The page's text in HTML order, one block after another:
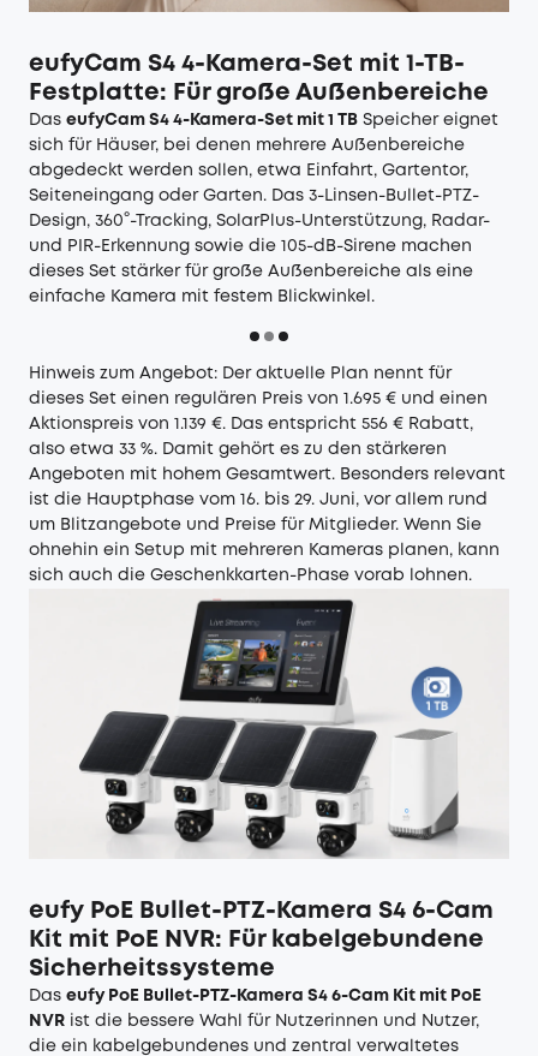
eufyCam S4 4-Kamera-Set mit 1-TB-
Festplatte: Für große Außenbereiche
Das eufyCam S4 4-Kamera-Set mit 1 TB Speicher eignet
sich für Häuser, bei denen mehrere Außenbereiche
abgedeckt werden sollen, etwa Einfahrt, Gartentor,
Seiteneingang oder Garten. Das 3-Linsen-Bullet-PTZ-
Design, 360°-Tracking, SolarPlus-Unterstützung, Radar-
und PIR-Erkennung sowie die 105-dB-Sirene machen
dieses Set stärker für große Außenbereiche als eine
einfache Kamera mit festem Blickwinkel.
Hinweis zum Angebot: Der aktuelle Plan nennt für
dieses Set einen regulären Preis von 1.695 € und einen
Aktionspreis von 1.139 €. Das entspricht 556 € Rabatt,
also etwa 33 %. Damit gehört es zu den stärkeren
Angeboten mit hohem Gesamtwert. Besonders relevant
ist die Hauptphase vom 16. bis 29. Juni, vor allem rund
um Blitzangebote und Preise für Mitglieder. Wenn Sie
ohnehin ein Setup mit mehreren Kameras planen, kann
sich auch die Geschenkkarten-Phase vorab lohnen.
eufy PoE Bullet-PTZ-Kamera S4 6-Cam
Kit mit PoE NVR: Für kabelgebundene
Sicherheitssysteme
Das eufy PoE Bullet-PTZ-Kamera S4 6-Cam Kit mit PoE
NVR ist die bessere Wahl für Nutzerinnen und Nutzer,
die ein kabelgebundenes und zentral verwaltetes